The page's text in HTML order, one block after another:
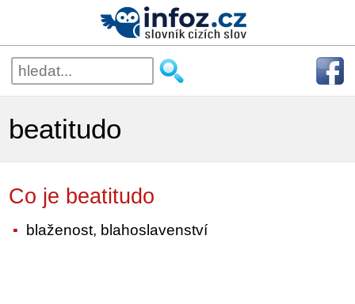
beatitudo
Co je beatitudo
blaženost, blahoslavenství